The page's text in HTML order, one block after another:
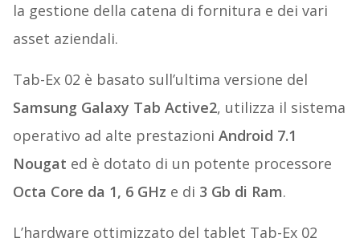
la gestione della catena di fornitura e dei vari
asset aziendali.
Tab-Ex 02 è basato sull’ultima versione del
Samsung Galaxy Tab Active2, utilizza il sistema
operativo ad alte prestazioni Android 7.1
Nougat ed è dotato di un potente processore
Octa Core da 1, 6 GHz e di 3 Gb di Ram.
L’hardware ottimizzato del tablet Tab-Ex 02